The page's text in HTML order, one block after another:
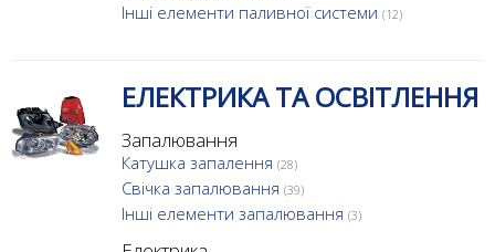
Інші елементи паливної системи (12)
ЕЛЕКТРИКА ТА ОСВІТЛЕННЯ
Запалювання
Катушка запалення (28)
Свічка запалювання (39)
Інші елементи запалювання (3)